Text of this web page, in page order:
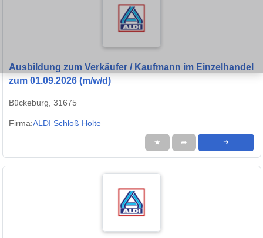
Ausbildung zum Verkäufer / Kaufmann im Einzelhandel
zum 01.09.2026 (m/w/d)
Bückeburg, 31675
Firma:ALDI Schloß Holte
★ ➦ ➜